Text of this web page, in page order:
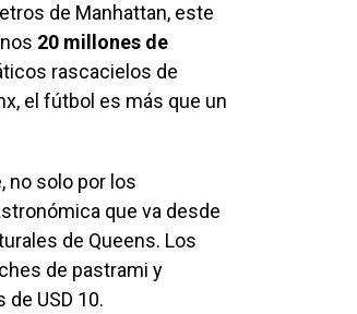
de Manhattan, este
20 millones de
rascacielos de
el fútbol es más que un
no solo por los
que va desde
de Queens. Los
de pastrami y
USD 10.